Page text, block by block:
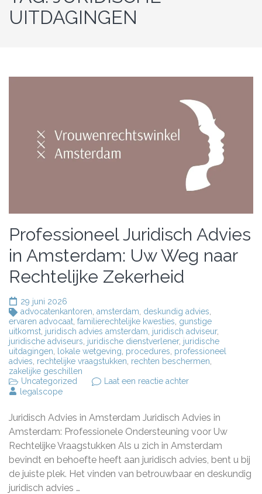
UITDAGINGEN
Professioneel Juridisch Advies
in Amsterdam: Uw Weg naar
Rechtelijke Zekerheid
29 juni 2026
advocatenkantoren amsterdam deskundig advies
ervaren advocaat familierechtelijke kwesties gunstige
uitkomst juridisch advies amsterdam juridisch adviseur,
juridische adviseurs juridische dienstverlener, juridische
uitdagingen
lokale wetgeving procedures professioneel
advies rechtelijke vraagstukken rechten beschermen
zakelijke geschillen
Uncategorized
Laat een reactie achterop
in
Amsterdam:
Uw
Weg
naar
Rechtelijke
Zekerheid
legalscope
Juridisch Advies in Amsterdam Juridisch Advies in
Amsterdam: Professionele Ondersteuning voor Uw
Rechtelijke Vraagstukken Als u zich in Amsterdam
bevindt en behoefte heeft aan juridisch advies, bent u bij
de juiste plek. Het vinden van betrouwbaar en deskundig
juridisch advies …